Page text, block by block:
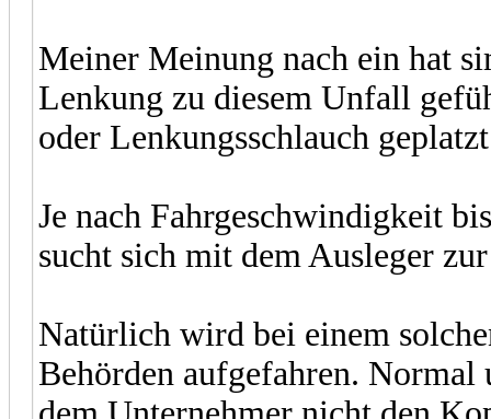
Meiner Meinung nach ein hat
Lenkung zu diesem Unfall
oder Lenkungsschlauch
Je nach Fahrgeschwindigkeit
sucht sich mit dem Ausleger
Natürlich wird bei einem
Behörden aufgefahren. Normal